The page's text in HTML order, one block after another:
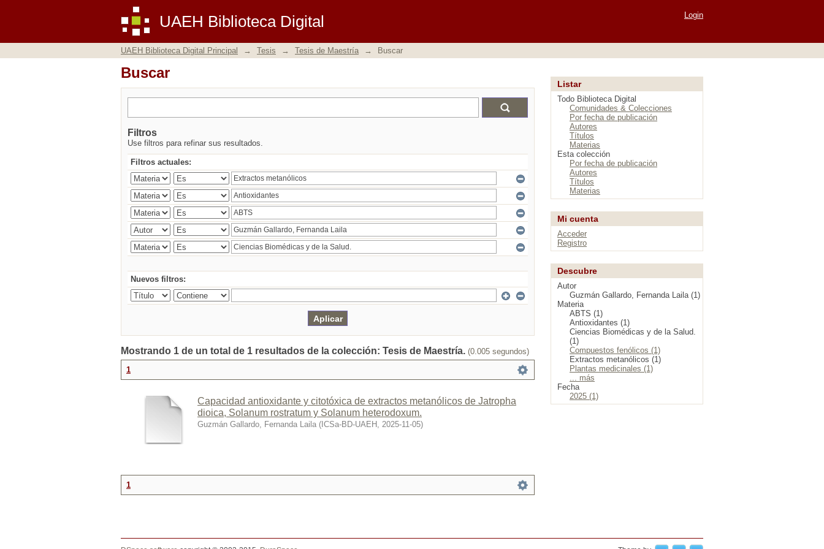
UAEH Biblioteca Digital
Buscar Login
UAEH Biblioteca Digital Principal → Tesis → Tesis de Maestría → Buscar
Buscar
Filtros
Use filtros para refinar sus resultados.
Filtros actuales:
Nuevos filtros:
Mostrando 1 de un total de 1 resultados de la colección: Tesis de Maestría. (0.005 segundos)
1
Capacidad antioxidante y citotóxica de extractos metanólicos de Jatropha
dioica, Solanum rostratum y Solanum heterodoxum.
Guzmán Gallardo, Fernanda Laila ( ICSa-BD-UAEH , 2025-11-05)
1
Listar
Todo Biblioteca Digital
Comunidades & Colecciones
Por fecha de publicación
Autores
Títulos
Materias
Esta colección
Por fecha de publicación
Autores
Títulos
Materias
Mi cuenta
Acceder
Registro
Descubre
Autor
Guzmán Gallardo, Fernanda Laila (1)
Materia
ABTS (1)
Antioxidantes (1)
Ciencias Biomédicas y de la Salud.
(1)
Compuestos fenólicos (1)
Extractos metanólicos (1)
Plantas medicinales (1)
... más
Fecha
2025 (1)